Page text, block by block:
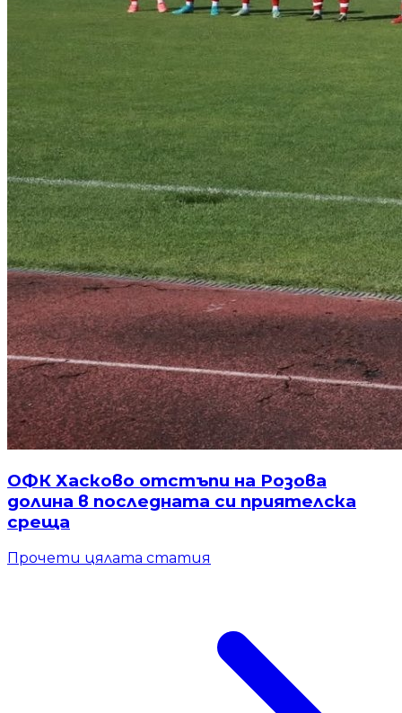
ОФК Хасково отстъпи на Розова
долина в последната си приятелска
среща
Прочети цялата статия